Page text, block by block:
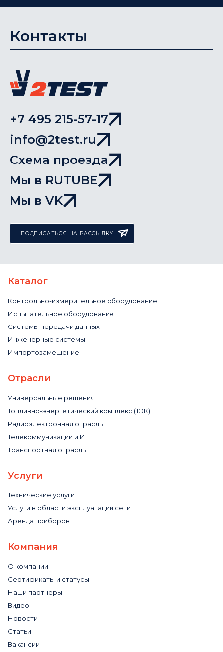
Контакты
+7 495 215-57-17
info@2test.ru
Схема проезда
Мы в RUTUBE
Мы в VK
ПОДПИСАТЬСЯ НА РАССЫЛКУ
Каталог
Контрольно-измерительное оборудование
Испытательное оборудование
Системы передачи данных
Инженерные системы
Импортозамещение
Отрасли
Универсальные решения
Топливно-энергетический комплекс (ТЭК)
Радиоэлектронная отрасль
Телекоммуникации и ИТ
Транспортная отрасль
Услуги
Технические услуги
Услуги в области эксплуатации сети
Аренда приборов
Компания
О компании
Сертификаты и статусы
Наши партнеры
Видео
Новости
Статьи
Вакансии